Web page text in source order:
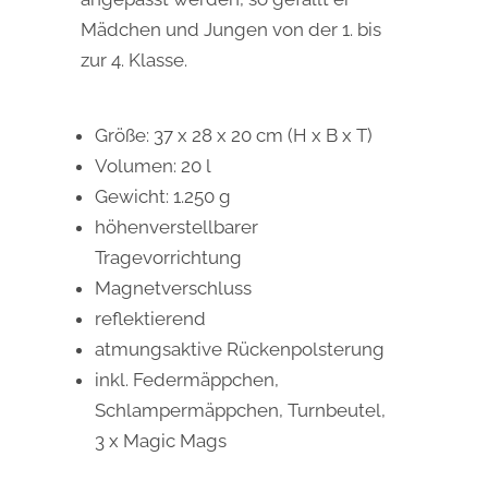
Mädchen und Jungen von der 1. bis
zur 4. Klasse.
Größe: 37 x 28 x 20 cm (H x B x T)
Volumen: 20 l
Gewicht: 1.250 g
höhenverstellbarer
Tragevorrichtung
Magnetverschluss
reflektierend
atmungsaktive Rückenpolsterung
inkl. Federmäppchen,
Schlampermäppchen, Turnbeutel,
3 x Magic Mags